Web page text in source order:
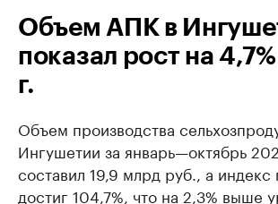
Объем АПК в
показал рост на
г.
Объем производства
Ингушетии за январь—октябрь
составил 19,9 млрд руб., а индекс
достиг 104,7%, что на 2,3% выше